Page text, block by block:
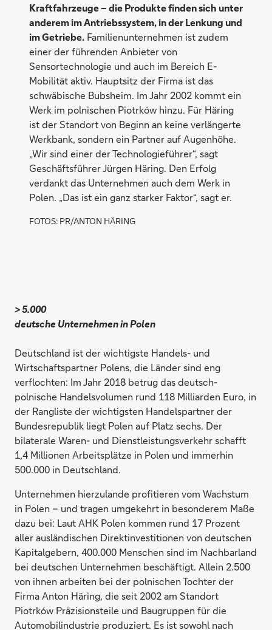
Kraftfahrzeuge – die Produkte finden sich unter
anderem im Antriebssystem, in der Lenkung und
im Getriebe. Familienunternehmen ist zudem
einer der führenden Anbieter von
Sensortechnologie und auch im Bereich E-
Mobilität aktiv. Hauptsitz der Firma ist das
schwäbische Bubsheim. Im Jahr 2002 kommt ein
Werk im polnischen Piotrków hinzu. Für Häring
ist der Standort von Beginn an keine verlängerte
Werkbank, sondern ein Partner auf Augenhöhe.
„Wir sind einer der Technologieführer“, sagt
Geschäftsführer Jürgen Häring. Den Erfolg
verdankt das Unternehmen auch dem Werk in
Polen. „Das ist ein ganz starker Faktor“, sagt er.
FOTOS: PR/ANTON HÄRING
> 5.000
deutsche Unternehmen in Polen
Deutschland ist der wichtigste Handels- und
Wirtschaftspartner Polens, die Länder sind eng
verflochten: Im Jahr 2018 betrug das deutsch-
polnische Handelsvolumen rund 118 Milliarden Euro, in
der Rangliste der wichtigsten Handelspartner der
Bundesrepublik liegt Polen auf Platz sechs. Der
bilaterale Waren- und Dienstleistungsverkehr schafft
1,4 Millionen Arbeitsplätze in Polen und immerhin
500.000 in Deutschland.
Unternehmen hierzulande profitieren vom Wachstum
in Polen – und tragen umgekehrt in besonderem Maße
dazu bei: Laut AHK Polen kommen rund 17 Prozent
aller ausländischen Direktinvestitionen von deutschen
Kapitalgebern, 400.000 Menschen sind im Nachbarland
bei deutschen Unternehmen beschäftigt. Allein 2.500
von ihnen arbeiten bei der polnischen Tochter der
Firma Anton Häring, die seit 2002 am Standort
Piotrków Präzisionsteile und Baugruppen für die
Automobilindustrie produziert. Es ist sowohl nach